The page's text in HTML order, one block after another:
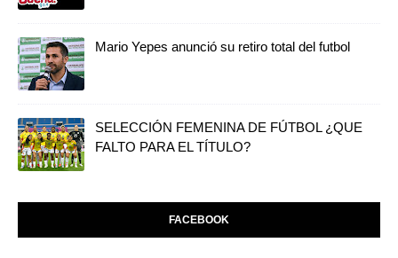
Mario Yepes anunció su retiro total del futbol
SELECCIÓN FEMENINA DE FÚTBOL ¿QUE
FALTO PARA EL TÍTULO?
FACEBOOK